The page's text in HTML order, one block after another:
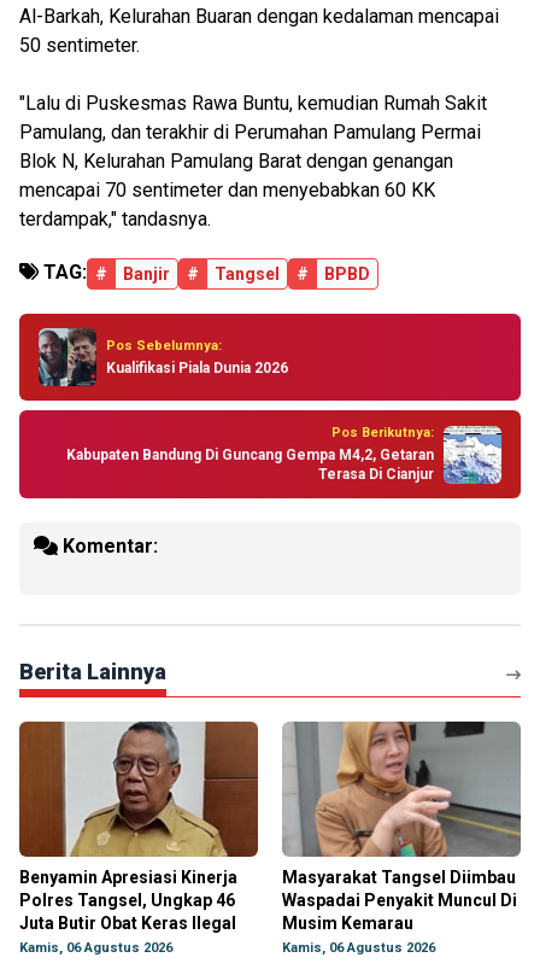
Al-Barkah, Kelurahan Buaran dengan kedalaman mencapai
50 sentimeter.
"Lalu di Puskesmas Rawa Buntu, kemudian Rumah Sakit
Pamulang, dan terakhir di Perumahan Pamulang Permai
Blok N, Kelurahan Pamulang Barat dengan genangan
mencapai 70 sentimeter dan menyebabkan 60 KK
terdampak," tandasnya.
TAG: # Banjir # Tangsel # BPBD
Pos Sebelumnya:
Kualifikasi Piala Dunia 2026
Pos Berikutnya:
Kabupaten Bandung Di Guncang Gempa M4,2, Getaran
Terasa Di Cianjur
Komentar:
Berita Lainnya
Benyamin Apresiasi Kinerja
Polres Tangsel, Ungkap 46
Juta Butir Obat Keras Ilegal
Kamis, 06 Agustus 2026
Masyarakat Tangsel Diimbau
Waspadai Penyakit Muncul Di
Musim Kemarau
Kamis, 06 Agustus 2026